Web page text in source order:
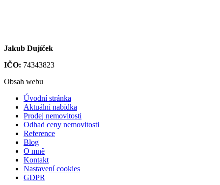
Jakub Dujíček
IČO: 74343823
Obsah webu
Úvodní stránka
Aktuální nabídka
Prodej nemovitosti
Odhad ceny nemovitosti
Reference
Blog
O mně
Kontakt
Nastavení cookies
GDPR